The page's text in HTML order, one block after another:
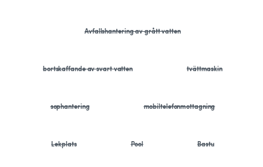
Avfallshantering av grått vatten
bortskaffande av svart vatten tvättmaskin
sophantering mobiltelefonmottagning
Lekplats Pool Bastu